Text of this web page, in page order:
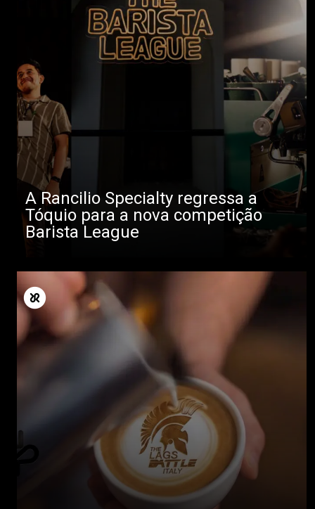
A Rancilio Specialty regressa a
Tóquio para a nova competição
Barista League